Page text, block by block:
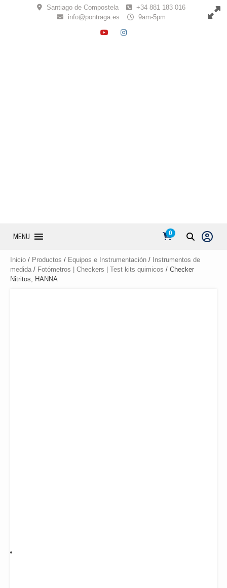
Santiago de Compostela
+34 881 183 016
info@pontraga.es
9am-5pm
YOUTUBE
INSTAGRAM
MENU 0
Inicio / Productos / Equipos e Instrumentación / Instrumentos de
medida / Fotómetros | Checkers | Test kits quimicos / Checker
Nitritos, HANNA